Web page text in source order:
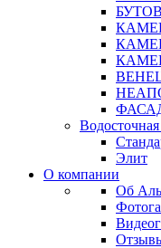
Элит
О компании
Об